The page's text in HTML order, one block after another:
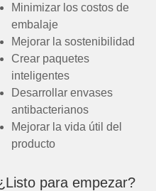
Minimizar los costos de
embalaje
Mejorar la sostenibilidad
Crear paquetes
inteligentes
Desarrollar envases
antibacterianos
Mejorar la vida útil del
producto
para empezar?